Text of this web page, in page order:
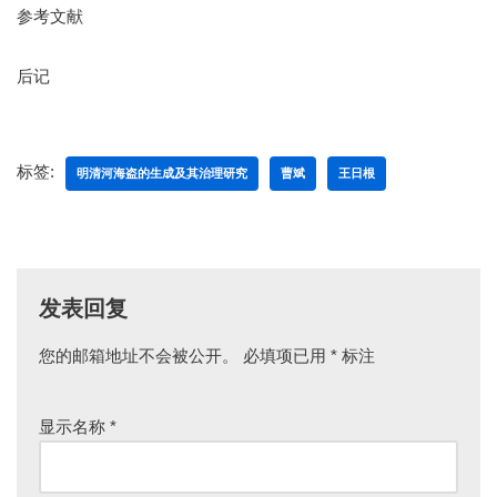
参考文献
后记
标签: 明清河海盗的生成及其治理研究 曹斌 王日根
发表回复
您的邮箱地址不会被公开。 必填项已用 * 标注
显示名称 *